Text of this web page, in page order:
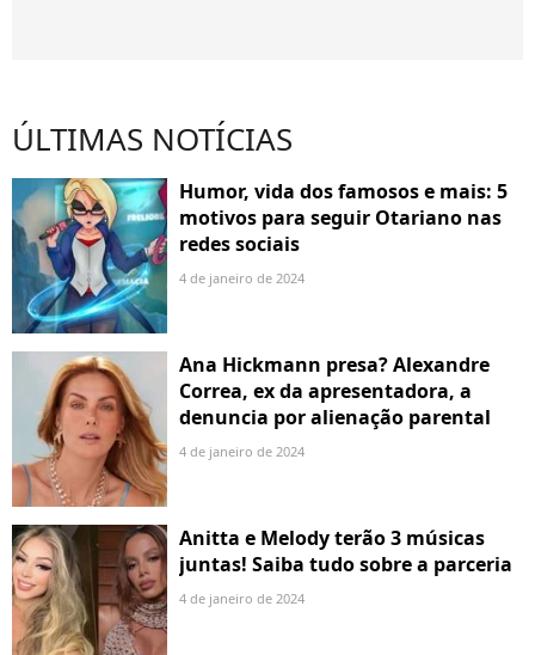
ÚLTIMAS NOTÍCIAS
Humor, vida dos famosos e mais: 5
motivos para seguir Otariano nas
redes sociais
4 de janeiro de 2024
Ana Hickmann presa? Alexandre
Correa, ex da apresentadora, a
denuncia por alienação parental
4 de janeiro de 2024
Anitta e Melody terão 3 músicas
juntas! Saiba tudo sobre a parceria
4 de janeiro de 2024